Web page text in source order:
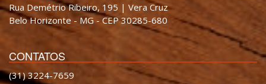
Rua Demétrio Ribeiro, 195 | Vera Cruz
Belo Horizonte - MG - CEP 30285-680
CONTATOS
(31) 3224-7659